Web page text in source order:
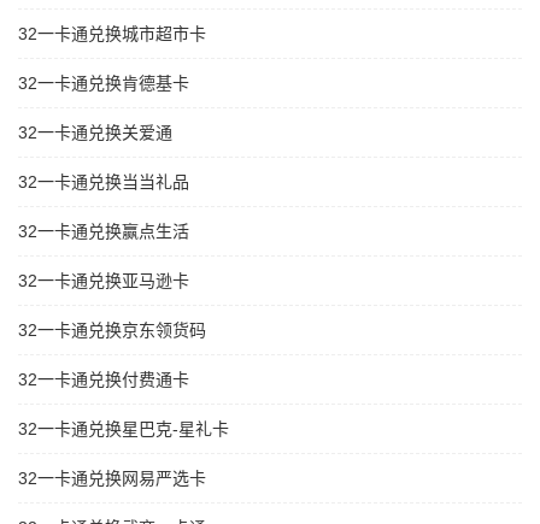
32一卡通兑换城市超市卡
32一卡通兑换肯德基卡
32一卡通兑换关爱通
32一卡通兑换当当礼品
32一卡通兑换赢点生活
32一卡通兑换亚马逊卡
32一卡通兑换京东领货码
32一卡通兑换付费通卡
32一卡通兑换星巴克-星礼卡
32一卡通兑换网易严选卡